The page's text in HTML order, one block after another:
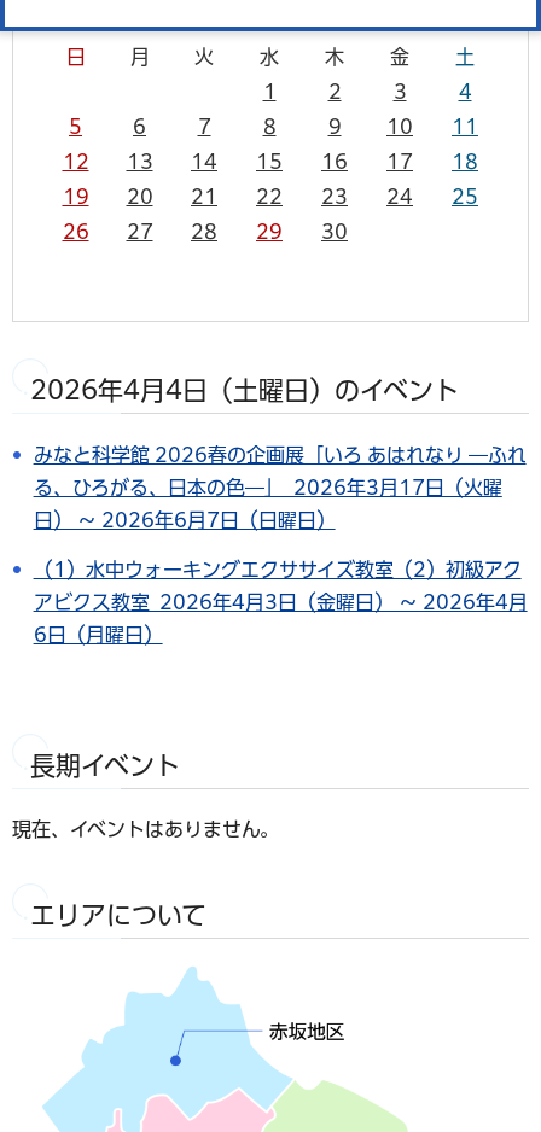
日 月 火 水 木 金
土
1
2 3
4
5
6 7 8 9 10
11
12
13 14 15 16 17
18
19
20 21 22 23 24
25
26
27 28 29 30
2026年4月4日（土曜日）のイベント
みなと科学館 2026春の企画展「いろ あはれなり ―ふれ
る、ひろがる、日本の色―」 2026年3月17日（火曜
日） ～ 2026年6月7日（日曜日）
（1）水中ウォーキングエクササイズ教室（2）初級アク
アビクス教室 2026年4月3日（金曜日） ～ 2026年4月
6日（月曜日）
長期イベント
現在、イベントはありません。
エリアについて